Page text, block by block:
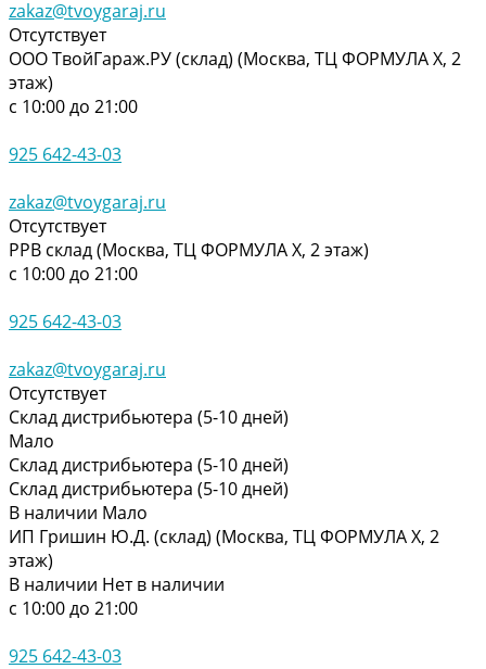
zakaz@tvoygaraj.ru
Отсутствует
ООО ТвойГараж.РУ (склад) (Москва, ТЦ ФОРМУЛА Х, 2
этаж)
с 10:00 до 21:00
925 642-43-03
zakaz@tvoygaraj.ru
Отсутствует
РРВ склад (Москва, ТЦ ФОРМУЛА Х, 2 этаж)
с 10:00 до 21:00
925 642-43-03
zakaz@tvoygaraj.ru
Отсутствует
Склад дистрибьютера (5-10 дней)
Мало
Склад дистрибьютера (5-10 дней)
Склад дистрибьютера (5-10 дней)
В наличии Мало
ИП Гришин Ю.Д. (склад) (Москва, ТЦ ФОРМУЛА Х, 2
этаж)
В наличии Нет в наличии
с 10:00 до 21:00
925 642-43-03